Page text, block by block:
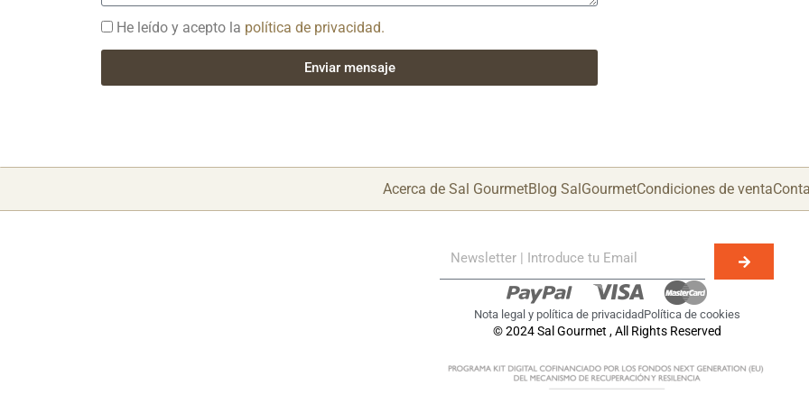
He leído y acepto la política de privacidad.
Enviar mensaje
Acerca de Sal GourmetBlog SalGourmetCondiciones de venta
Nota legal y política de privacidadPolítica de cookies
© 2024 Sal Gourmet , All Rights Reserved